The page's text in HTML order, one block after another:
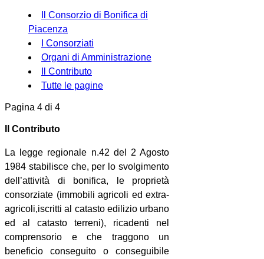
Il Consorzio di Bonifica di
Piacenza
I Consorziati
Organi di Amministrazione
Il Contributo
Tutte le pagine
Pagina 4 di 4
Il Contributo
La legge regionale n.42 del 2 Agosto
1984 stabilisce che, per lo svolgimento
dell’attività di bonifica, le proprietà
consorziate (immobili agricoli ed extra-
agricoli,iscritti al catasto edilizio urbano
ed al catasto terreni), ricadenti nel
comprensorio e che traggono un
beneficio conseguito o conseguibile